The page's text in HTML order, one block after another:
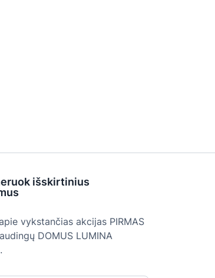
išskirtinius
vykstančias akcijas PIRMAS
DOMUS LUMINA